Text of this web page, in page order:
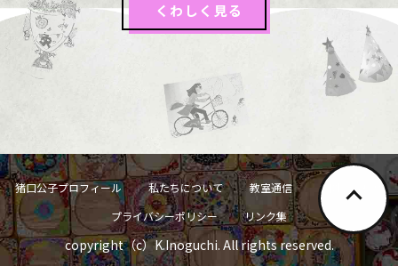
くわしく見る
猪口公子プロフィール 私たちについて 教室通信
お問い合わせ
プライバシーポリシー
リンク集
copyright（c）K.Inoguchi. All rights reserved.